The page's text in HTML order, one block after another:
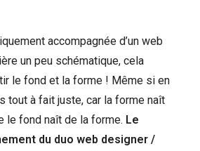
accompagnée d’un web
un peu schématique, cela
le fond et la forme ! Même si en
tout à fait juste, car la forme naît
le fond naît de la forme. Le
du duo web designer /